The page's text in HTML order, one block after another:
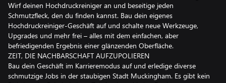
Wirf deinen Hochdruckreiniger an und beseitige jeden
Schmutzfleck, den du finden kannst. Bau dein eigenes
Hochdruckreiniger-Geschäft auf und schalte neue Werkzeuge,
Upgrades und mehr frei – alles mit dem einfachen, aber
befriedigenden Ergebnis einer glänzenden Oberfläche.
ZEIT, DIE NACHBARSCHAFT AUFZUPOLIEREN
Bau dein Geschäft im Karrieremodus auf und erledige diverse
schmutzige Jobs in der staubigen Stadt Muckingham. Es gibt kein